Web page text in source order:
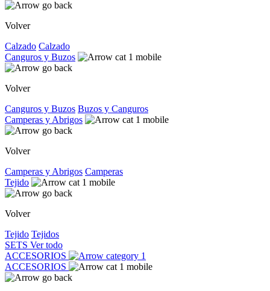
Volver
Calzado Calzado
Canguros y Buzos
Volver
Canguros y Buzos Buzos y Canguros
Camperas y Abrigos
Volver
Camperas y Abrigos Camperas
Tejido
Volver
Tejido Tejidos
SETS Ver todo
ACCESORIOS
ACCESORIOS